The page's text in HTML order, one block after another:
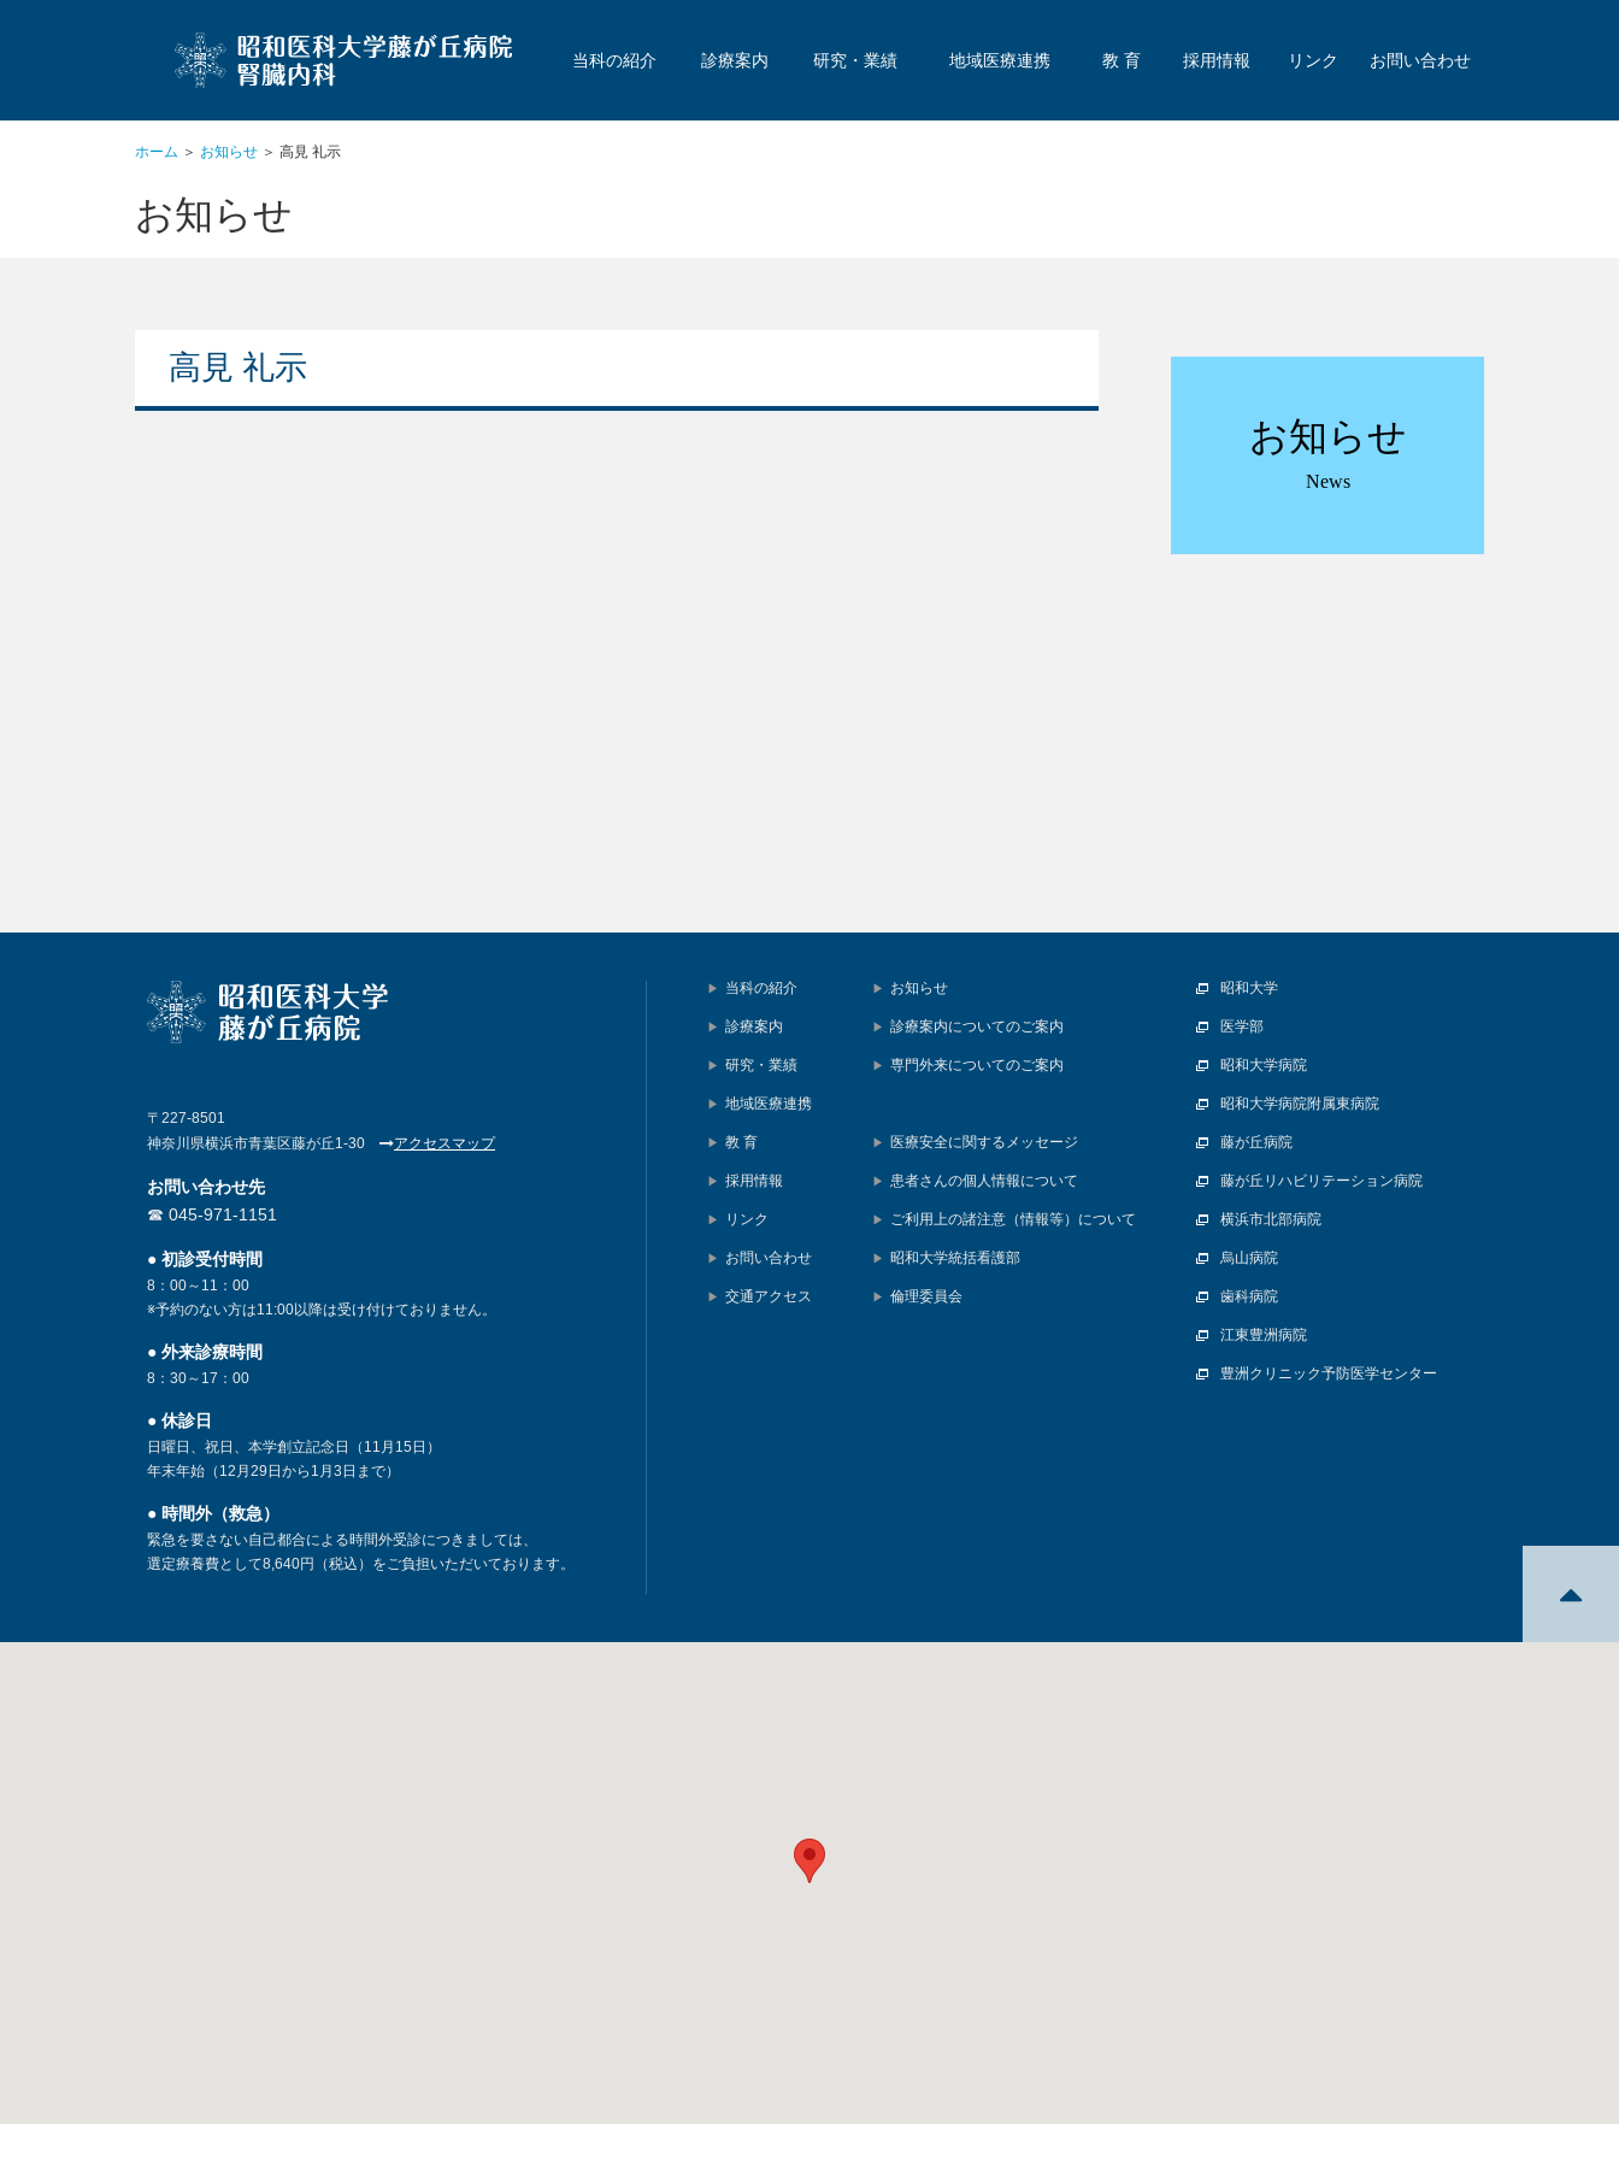
当科の紹介 診療案内 研究・業績 地域医療連携 教 育 採用情報 リンク お問い合わせ
ホーム ＞ お知らせ ＞ 高見 礼示
お知らせ
高見 礼示
お知らせ
News
〒227-8501
神奈川県横浜市青葉区藤が丘1-30
アクセスマップ
お問い合わせ先
☎︎ 045-971-1151
● 初診受付時間
8：00～11：00
※予約のない方は11:00以降は受け付けておりません。
● 外来診療時間
8：30～17：00
● 休診日
日曜日、祝日、本学創立記念日（11月15日）
年末年始（12月29日から1月3日まで）
● 時間外（救急）
緊急を要さない自己都合による時間外受診につきましては、
選定療養費として8,640円（税込）をご負担いただいております。
当科の紹介
診療案内
研究・業績
地域医療連携
教 育
採用情報
リンク
お問い合わせ
交通アクセス
お知らせ
診療案内についてのご案内
専門外来についてのご案内
医療安全に関するメッセージ
患者さんの個人情報について
ご利用上の諸注意（情報等）について
昭和大学統括看護部
倫理委員会
昭和大学
医学部
昭和大学病院
昭和大学病院附属東病院
藤が丘病院
藤が丘リハビリテーション病院
横浜市北部病院
烏山病院
歯科病院
江東豊洲病院
豊洲クリニック予防医学センター